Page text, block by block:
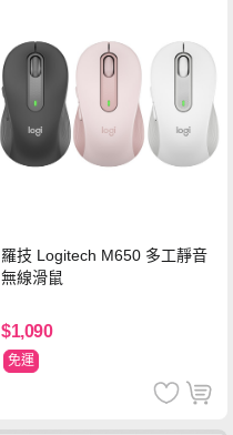
羅技 Logitech M650 多工靜音
無線滑鼠
$1,090
免運